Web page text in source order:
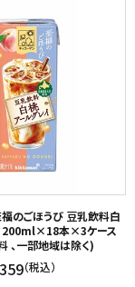
のごほうび 豆乳飲料白
200ml×18本×3ケース
、一部地域は除く)
（税込）